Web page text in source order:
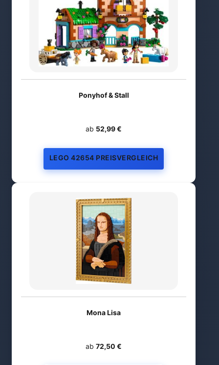
Ponyhof & Stall
ab 52,99 €
LEGO 42654 PREISVERGLEICH
Mona Lisa
ab 72,50 €